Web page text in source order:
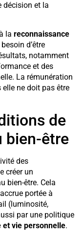
décision et la
la reconnaissance
d’être
notamment
et des
La rémunération
ne doit pas être
de
bien-être
des
créer un
bien-être. Cela
portée à
(luminosité,
par une politique
vie personnelle.